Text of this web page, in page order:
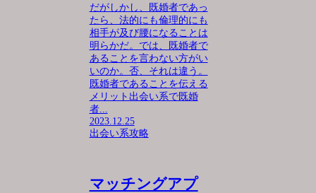
だがしかし、既婚者であっ
たら、法的にも倫理的にも
相手が及び腰になることは
明らかだ。では、既婚者で
あることを言わない方がい
いのか。否、それは違う。
既婚者であることを伝える
メリット出会い系で既婚
者...
2023.12.25
出会い系攻略
マッチングアプ